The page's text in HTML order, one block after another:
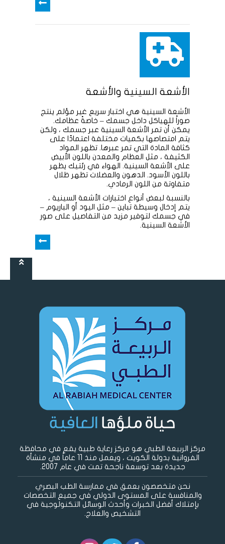
الأشعة السينية والأشعة
الأشعة السينية هي اختبار سريع غير مؤلم ينتج
صوراً للهياكل داخل جسمك – خاصةً عظامك.
يمكن أن تمر الأشعة السينية عبر جسمك ، ولكن
يتم امتصاصها بكميات مختلفة اعتمادًا على
كثافة المادة التي تمر عبرها. تظهر المواد
الكثيفة ، مثل العظام والمعدن باللون الأبيض
على الأشعة السينية. الهواء في رئتيك يظهر
باللون الأسود. الدهون والعضلات تظهر ظلال
متفاوتة من اللون الرمادي.
بالنسبة لبعض أنواع اختبارات الأشعة السينية ،
يتم إدخال وسيطة تباين – مثل اليود أو الباريوم –
في جسمك لتوفير مزيد من التفاصيل على صور
الأشعة السينية.
مركز الربيعة الطبي هو مركز رعاية طبية يقع في محافظة
الفروانية بدولة الكويت ، ويعمل منذ 11 عاماً في منشأة
جديدة بعد توسعة ناجحة تمت في عام 2007.
نحن متخصصون بعمق في ممارسة الطب البصري
والمنافسة على المستوى الدولي في جميع التخصصات
بإمتلاك أفضل الخبرات وأحدث الوسائل التكنولوجية في
التشخيص والعلاج.